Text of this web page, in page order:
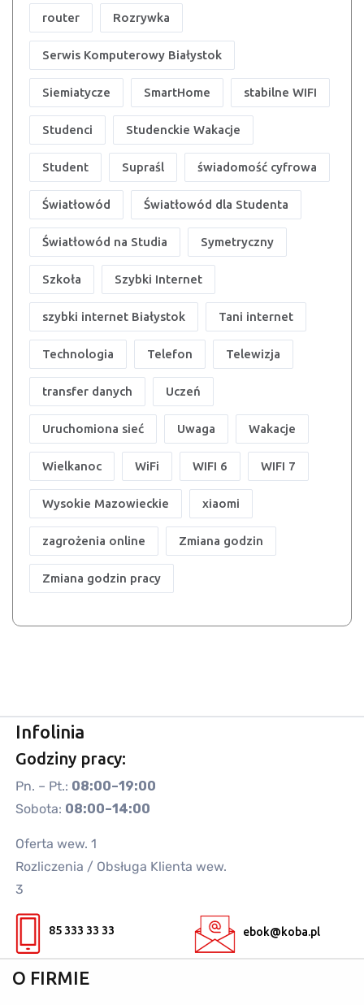
router Rozrywka
Serwis Komputerowy Białystok
Siemiatycze SmartHome stabilne WIFI
Studenci Studenckie Wakacje
Student Supraśl świadomość cyfrowa
Światłowód Światłowód dla Studenta
Światłowód na Studia Symetryczny
Szkoła Szybki Internet
szybki internet Białystok Tani internet
Technologia Telefon Telewizja
transfer danych Uczeń
Uruchomiona sieć Uwaga Wakacje
Wielkanoc WiFi WIFI 6 WIFI 7
Wysokie Mazowieckie xiaomi
zagrożenia online Zmiana godzin
Zmiana godzin pracy
Infolinia
Godziny pracy:
Pn. – Pt.: 08:00–19:00
Sobota: 08:00–14:00
Oferta wew. 1
Rozliczenia / Obsługa Klienta wew.
3
85 333 33 33 ebok@koba.pl
O FIRMIE